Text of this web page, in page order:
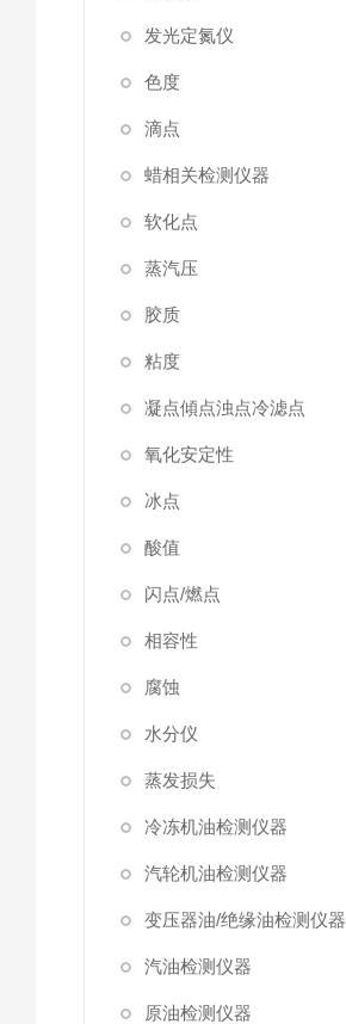
发光定氮仪
色度
滴点
蜡相关检测仪器
软化点
蒸汽压
胶质
粘度
凝点傾点浊点冷滤点
氧化安定性
冰点
酸值
闪点/燃点
相容性
腐蚀
水分仪
蒸发损失
冷冻机油检测仪器
汽轮机油检测仪器
变压器油/绝缘油检测仪器
汽油检测仪器
原油检测仪器